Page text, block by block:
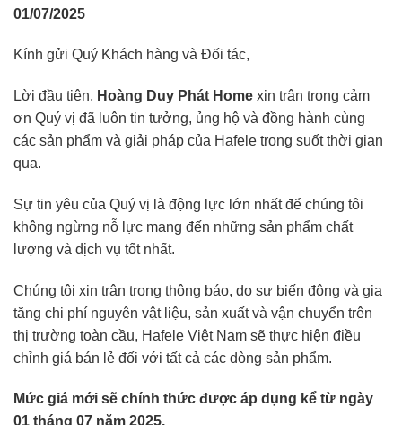
01/07/2025
Kính gửi Quý Khách hàng và Đối tác,
Lời đầu tiên, Hoàng Duy Phát Home xin trân trọng cảm
ơn Quý vị đã luôn tin tưởng, ủng hộ và đồng hành cùng
các sản phẩm và giải pháp của Hafele trong suốt thời gian
qua.
Sự tin yêu của Quý vị là động lực lớn nhất để chúng tôi
không ngừng nỗ lực mang đến những sản phẩm chất
lượng và dịch vụ tốt nhất.
Chúng tôi xin trân trọng thông báo, do sự biến động và gia
tăng chi phí nguyên vật liệu, sản xuất và vận chuyển trên
thị trường toàn cầu, Hafele Việt Nam sẽ thực hiện điều
chỉnh giá bán lẻ đối với tất cả các dòng sản phẩm.
Mức giá mới sẽ chính thức được áp dụng kể từ ngày
01 tháng 07 năm 2025.